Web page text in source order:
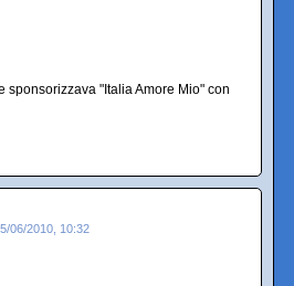
sponsorizzava "Italia Amore Mio" con
06/2010, 10:32